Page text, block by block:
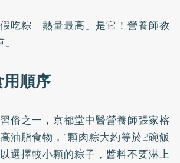
吃粽「熱量最高」是它！營養師教
順序
俗之一，京都堂中醫營養師張家榕
油脂食物，1顆肉粽大約等於2碗飯
選擇較小顆的粽子，醬料不要淋上